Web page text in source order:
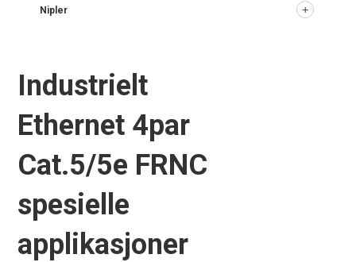
Nipler
Industrielt
Ethernet 4par
Cat.5/5e FRNC
spesielle
applikasjoner